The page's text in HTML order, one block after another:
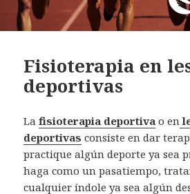
Fisioterapia en
deportivas
Lafisioterapia deportiva o en
deportivas consiste en dar
practique algún deporte ya sea
haga como un pasatiempo,
cualquier índole ya sea algún